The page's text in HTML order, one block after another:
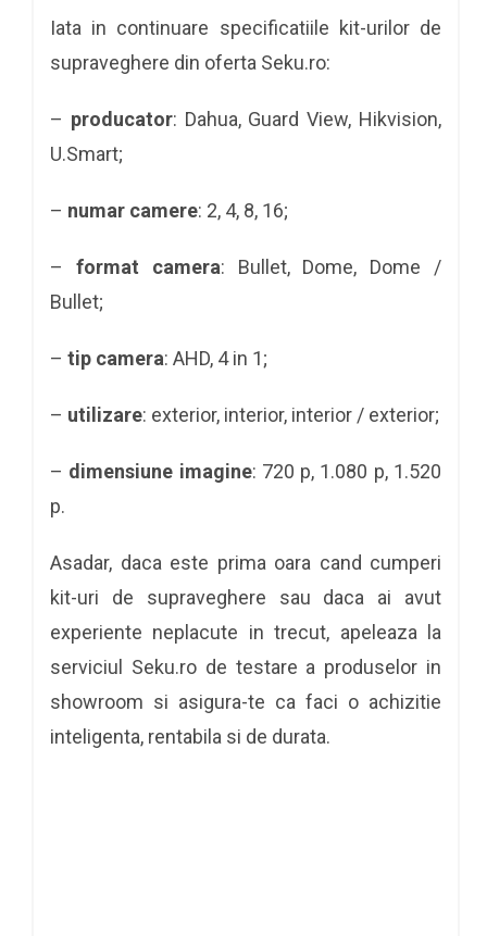
Iata in continuare specificatiile kit-urilor de
supraveghere din oferta Seku.ro:
– producator: Dahua, Guard View, Hikvision,
U.Smart;
– numar camere: 2, 4, 8, 16;
– format camera: Bullet, Dome, Dome /
Bullet;
– tip camera: AHD, 4 in 1;
– utilizare: exterior, interior, interior / exterior;
– dimensiune imagine: 720 p, 1.080 p, 1.520
p.
Asadar, daca este prima oara cand cumperi
kit-uri de supraveghere sau daca ai avut
experiente neplacute in trecut, apeleaza la
serviciul Seku.ro de testare a produselor in
showroom si asigura-te ca faci o achizitie
inteligenta, rentabila si de durata.